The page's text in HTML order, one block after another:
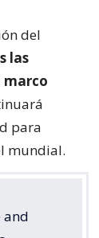
del
las
marco
para
mundial.
and